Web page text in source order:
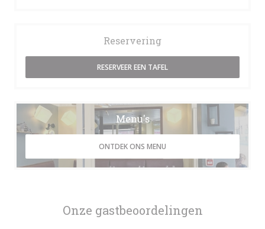
Onze gastbeoordelingen
Reservering
RESERVEER EEN TAFEL
Menu's
ONTDEK ONS MENU